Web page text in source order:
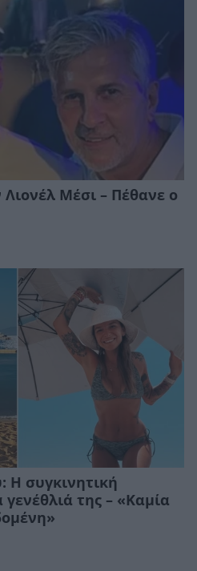
Λιονέλ Μέσι – Πέθανε ο
Η συγκινητική
της – «Καμία